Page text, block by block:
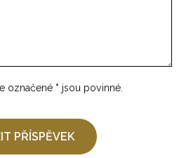
označené * jsou povinné.